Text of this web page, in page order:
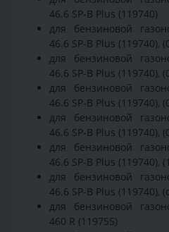
46.6 SP-B Plus (119740)
для бензиновой
46.6 SP-B Plus (119740),
для бензиновой
46.6 SP-B Plus (119740),
для бензиновой
46.6 SP-B Plus (119740),
для бензиновой
46.6 SP-B Plus (119740),
для бензиновой
46.6 SP-B Plus (119740),
для бензиновой
46.6 SP-B Plus (119740),
для бензиновой
460 R (119755)